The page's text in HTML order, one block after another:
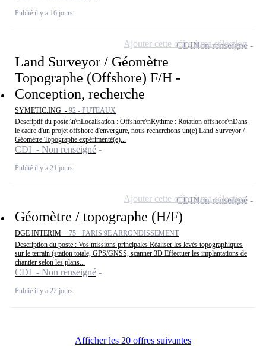
Publié il y a 16 jours
Land Surveyor / Géomètre
Topographe (Offshore) F/H -
Conception, recherche
SYMETIC.ING - 92 - PUTEAUX
Descriptif du poste:\n\nLocalisation : Offshore\nRythme : Rotation offshore\nDans
le cadre d'un projet offshore d'envergure, nous recherchons un(e) Land Surveyor /
Géomètre Topographe expérimenté(e)...
CDI - Non renseigné
Publié il y a 21 jours
CDINon renseigné
Ajouter cette offre à ma sélection
Géomètre / topographe (H/F)
DGE INTERIM - 75 - PARIS 9E ARRONDISSEMENT
Description du poste : Vos missions principales Réaliser les levés topographiques
sur le terrain (station totale, GPS/GNSS, scanner 3D Effectuer les implantations de
chantier selon les plans...
CDI - Non renseigné
Publié il y a 22 jours
CDINon renseigné
Ajouter cette offre à ma sélection
Afficher les 20 offres suivantes